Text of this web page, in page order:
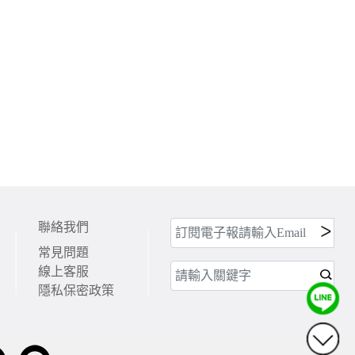
聯絡我們
常見問題
線上客服
隱私保密政策